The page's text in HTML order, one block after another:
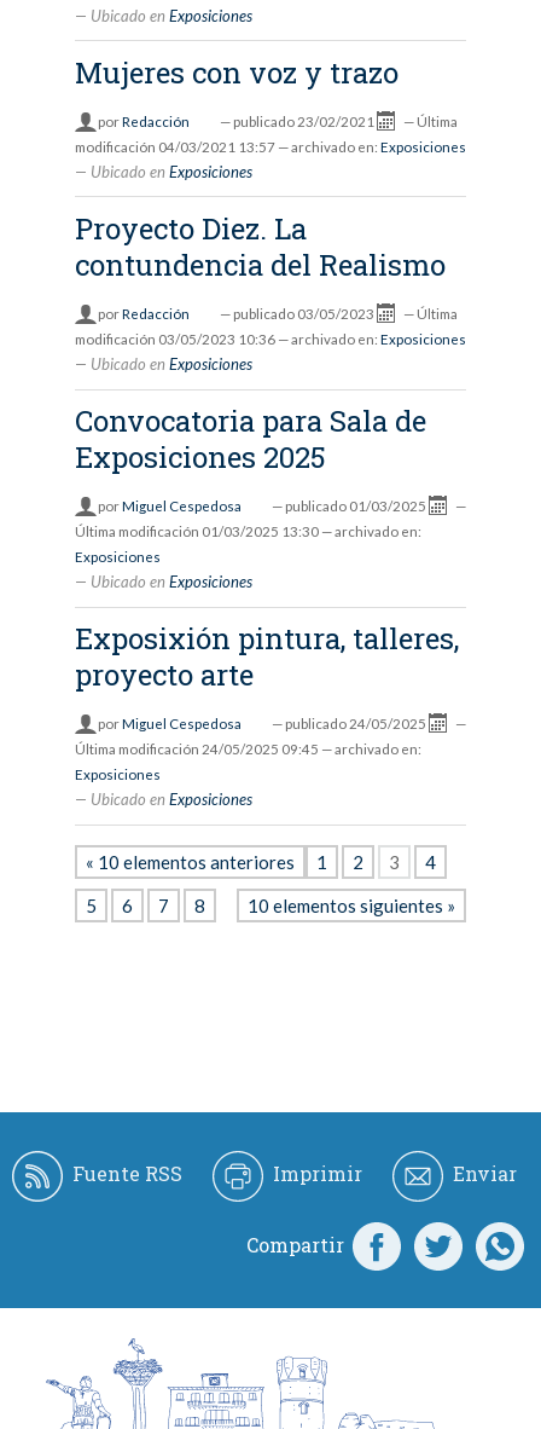
Ubicado en Exposiciones
Mujeres con voz y trazo
porRedacción — publicado 23/02/2021 — Última
modificación 04/03/2021 13:57 — archivado en: Exposiciones
Ubicado en Exposiciones
Proyecto Diez. La
contundencia del Realismo
porRedacción — publicado 03/05/2023 — Última
modificación 03/05/2023 10:36 — archivado en: Exposiciones
Ubicado en Exposiciones
Convocatoria para Sala de
Exposiciones 2025
porMiguel Cespedosa — publicado 01/03/2025
—
Última modificación 01/03/2025 13:30 — archivado en:
Exposiciones
Ubicado en Exposiciones
Exposixión pintura, talleres,
proyecto arte
porMiguel Cespedosa — publicado 24/05/2025
—
Última modificación 24/05/2025 09:45 — archivado en:
Exposiciones
Ubicado en Exposiciones
« 10 elementos anteriores
10 elementos siguientes »
1 2 3
4
5
6 7 8
Fuente RSS Imprimir Enviar
Compartir